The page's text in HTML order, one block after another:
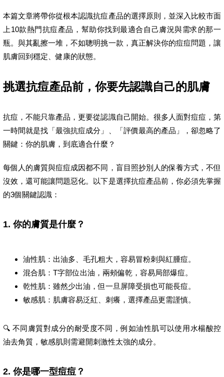
本篇文章將帶你從根本認識抗痘產品的選擇原則，並深入比較市面
上10款熱門抗痘產品，幫助你找到最適合自己膚況與需求的那一
瓶。與其亂擦一堆，不如聰明挑一款，真正解決你的痘痘問題，讓
肌膚回到穩定、健康的狀態。
挑選抗痘產品前，你要先認識自己的肌膚
抗痘，不能只靠產品，更要從認識自己開始。很多人面對痘痘，第
一時間就是找「最強抗痘成分」、「評價最高的產品」，卻忽略了
關鍵：你的肌膚，到底適合什麼？
每個人的膚質與痘痘成因都不同，盲目照抄別人的保養方式，不但
沒效，還可能讓問題惡化。以下是選擇抗痘產品前，你必須先掌握
的3個關鍵認識：
1. 你的膚質是什麼？
油性肌：出油多、毛孔粗大，容易冒粉刺與紅腫痘。
混合肌：T字部位出油，兩頰偏乾，容易局部爆痘。
乾性肌：雖然少出油，但一旦屏障受損也可能長痘。
敏感肌：肌膚容易泛紅、刺癢，選擇產品更需謹慎。
🔍 不同膚質對成分的耐受度不同，例如油性肌可以使用水楊酸控
油去角質，敏感肌則需避開刺激性太強的成分。
2. 你是哪一型痘痘？